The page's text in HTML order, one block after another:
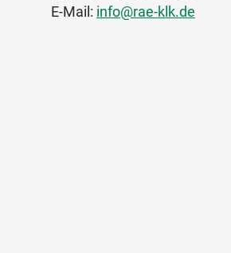
E-Mail: info@rae-klk.de